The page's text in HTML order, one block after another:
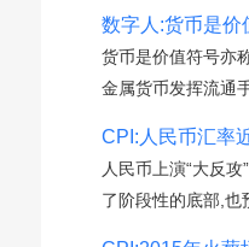
数字人:货币是价
货币是价值符号亦
金属货币发挥流通
CPI:人民币汇率
人民币上演“大反
了阶段性的底部,也